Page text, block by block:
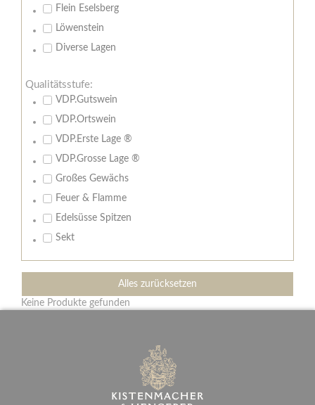
Flein Eselsberg
Löwenstein
Diverse Lagen
Qualitätsstufe:
VDP.Gutswein
VDP.Ortswein
VDP.Erste Lage ®
VDP.Grosse Lage ®
Großes Gewächs
Feuer & Flamme
Edelsüsse Spitzen
Sekt
Alles zurücksetzen
Keine Produkte gefunden